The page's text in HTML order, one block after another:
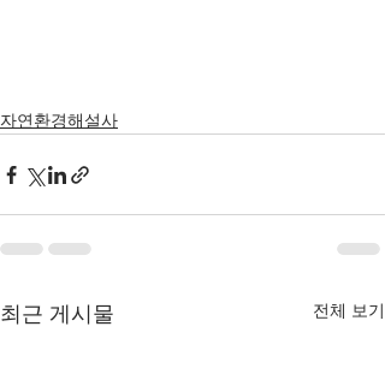
자연환경해설사
최근 게시물 전체 보기